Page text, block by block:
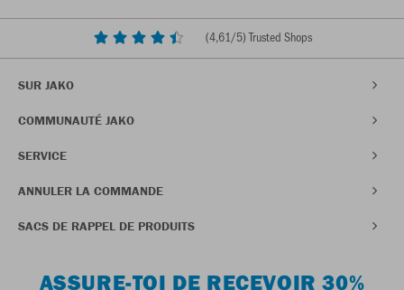
(4,61/5) Trusted Shops
SUR JAKO
COMMUNAUTÉ JAKO
SERVICE
ANNULER LA COMMANDE
SACS DE RAPPEL DE PRODUITS
ASSURE-TOI DE RECEVOIR 30%